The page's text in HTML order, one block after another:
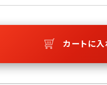
カートに入